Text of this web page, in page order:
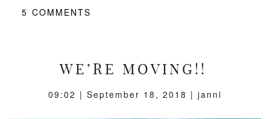
5 COMMENTS
WE’RE MOVING!!
09:02 | September 18, 2018 | janni